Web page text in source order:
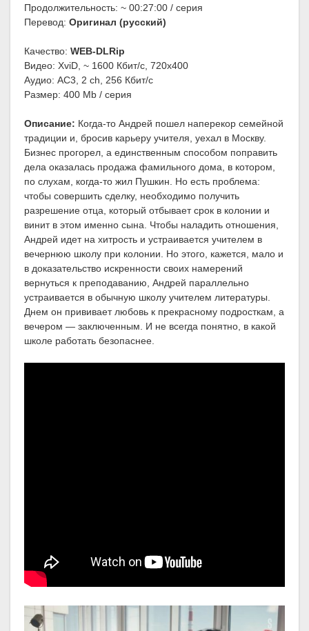
Продолжительность: ~ 00:27:00 / серия
Перевод: Оригинал (русский)
Качество: WEB-DLRip
Видео: XviD, ~ 1600 Кбит/с, 720x400
Аудио: AC3, 2 ch, 256 Кбит/с
Размер: 400 Mb / серия
Описание: Когда-то Андрей пошел наперекор семейной
традиции и, бросив карьеру учителя, уехал в Москву.
Бизнес прогорел, а единственным способом поправить
дела оказалась продажа фамильного дома, в котором,
по слухам, когда-то жил Пушкин. Но есть проблема:
чтобы совершить сделку, необходимо получить
разрешение отца, который отбывает срок в колонии и
винит в этом именно сына. Чтобы наладить отношения,
Андрей идет на хитрость и устраивается учителем в
вечернюю школу при колонии. Но этого, кажется, мало и
в доказательство искренности своих намерений
вернуться к преподаванию, Андрей параллельно
устраивается в обычную школу учителем литературы.
Днем он прививает любовь к прекрасному подросткам, а
вечером — заключенным. И не всегда понятно, в какой
школе работать безопаснее.